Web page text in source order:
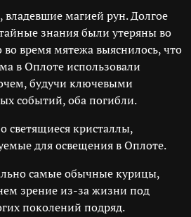
магией рун. Долгое
знания были утеряны во
во время мятежа выяснилось, что
в Оплоте использовали
будучи ключевыми
событий, оба погибли.
светящиеся кристаллы,
для освещения в Оплоте.
самые обычные курицы,
зрение из-за жизни под
поколений подряд.